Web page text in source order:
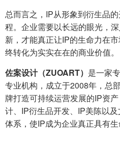
总而言之，IP从形象到衍生品
程。企业需要以长远的眼光，
新，才能真正让IP的生命力在
终转化为实实在在的商业价值。
佐案设计（ZUOART） 是一家
专业机构，成立于2008年，总
牌打造可持续运营发展的IP资
计、IP衍生品开发、IP美陈以
体系，使IP成为企业真正具有生